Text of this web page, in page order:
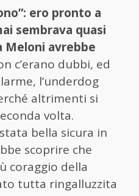
ero pronto a
sembrava quasi
avrebbe
c’erano dubbi, ed
l’underdog
altrimenti si
volta.
bella sicura in
scoprire che
coraggio della
tutta ringalluzzita